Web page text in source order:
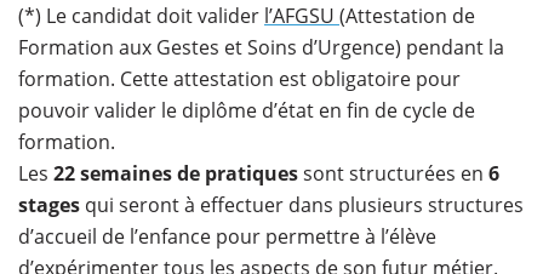
(*) Le candidat doit valider l’AFGSU (Attestation de
Formation aux Gestes et Soins d’Urgence) pendant la
formation. Cette attestation est obligatoire pour
pouvoir valider le diplôme d’état en fin de cycle de
formation.
Les 22 semaines de pratiquessont structurées en 6
stages qui seront à effectuer dans plusieurs structures
d’accueil de l’enfance pour permettre à l’élève
d’expérimenter tous les aspects de son futur métier.